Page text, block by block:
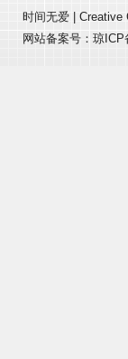
时间无爱
Creative
网站备案号： 琼ICP